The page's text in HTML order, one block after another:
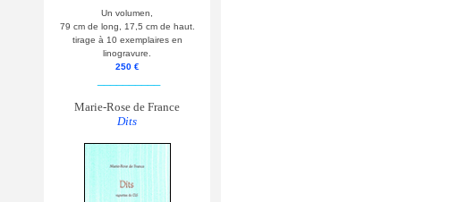
Un volumen,
79 cm de long, 17,5 cm de haut.
tirage à 10 exemplaires en
linogravure.
250 €
Marie-Rose de France
Dits